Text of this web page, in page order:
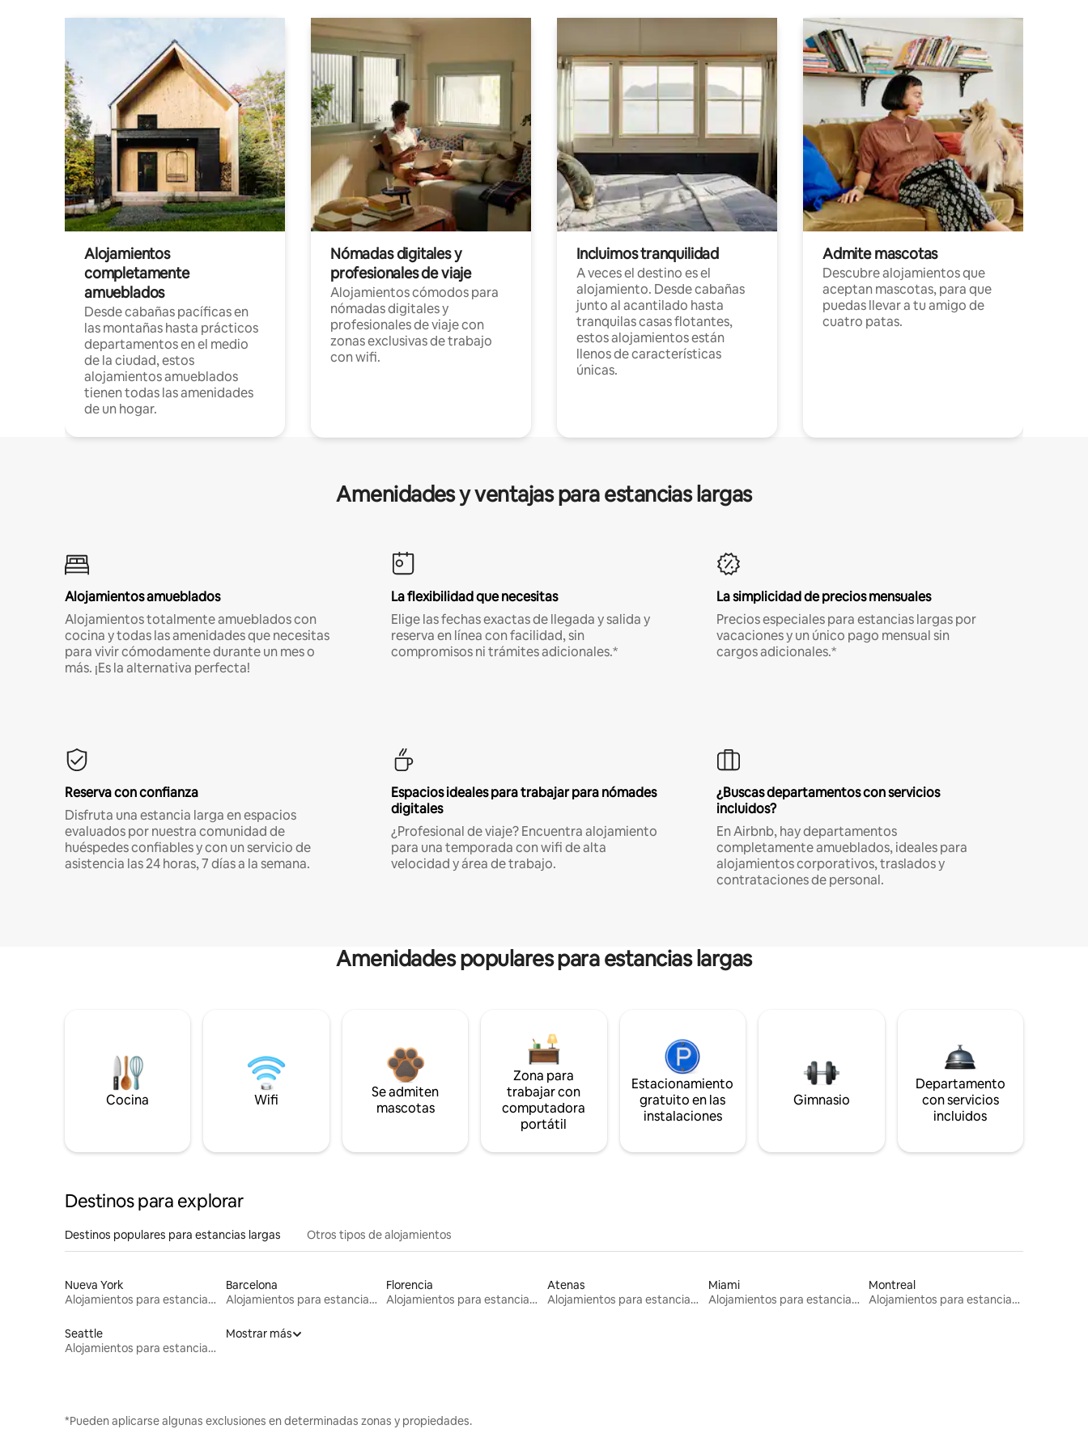
Alojamientos
completamente
amueblados
Desde cabañas pacíficas en
las montañas hasta prácticos
departamentos en el medio
de la ciudad, estos
alojamientos amueblados
tienen todas las amenidades
de un hogar.
Nómadas digitales y
profesionales de viaje
Alojamientos cómodos para
nómadas digitales y
profesionales de viaje con
zonas exclusivas de trabajo
con wifi.
Incluimos tranquilidad
A veces el destino es el
alojamiento. Desde cabañas
junto al acantilado hasta
tranquilas casas flotantes,
estos alojamientos están
llenos de características
únicas.
Admite mascotas
Descubre alojamientos que
aceptan mascotas, para que
puedas llevar a tu amigo de
cuatro patas.
Amenidades y ventajas para estancias largas
Alojamientos amueblados
Alojamientos totalmente amueblados con
cocina y todas las amenidades que necesitas
para vivir cómodamente durante un mes o
más. ¡Es la alternativa perfecta!
La flexibilidad que necesitas
Elige las fechas exactas de llegada y salida y
reserva en línea con facilidad, sin
compromisos ni trámites adicionales.*
La simplicidad de precios mensuales
Precios especiales para estancias largas por
vacaciones y un único pago mensual sin
cargos adicionales.*
Reserva con confianza
Disfruta una estancia larga en espacios
evaluados por nuestra comunidad de
huéspedes confiables y con un servicio de
asistencia las 24 horas, 7 días a la semana.
Espacios ideales para trabajar para nómades
digitales
¿Profesional de viaje? Encuentra alojamiento
para una temporada con wifi de alta
velocidad y área de trabajo.
¿Buscas departamentos con servicios
incluidos?
En Airbnb, hay departamentos
completamente amueblados, ideales para
alojamientos corporativos, traslados y
contrataciones de personal.
Amenidades populares para estancias largas
Cocina Wifi
Se admiten
mascotas
Zona para
trabajar con
computadora
portátil
Estacionamiento
gratuito en las
instalaciones
Gimnasio
Departamento
con servicios
incluidos
Destinos para explorar
Destinos populares para estancias largas Otros tipos de alojamientos
Nueva York
Alojamientos para estancias largas
Barcelona
Alojamientos para estancias largas
Florencia
Alojamientos para estancias largas
Atenas
Alojamientos para estancias largas
Miami
Alojamientos para estancias largas
Montreal
Alojamientos para estancias largas
Seattle
Alojamientos para estancias largas
Mostrar más
*Pueden aplicarse algunas exclusiones en determinadas zonas y propiedades.